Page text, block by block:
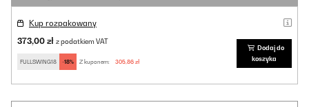
Kup rozpakowany
373,00 zł z podatkiem VAT
FULLSWING18 -18% Z kuponem: 305,86 zł
Dodaj do
koszyka